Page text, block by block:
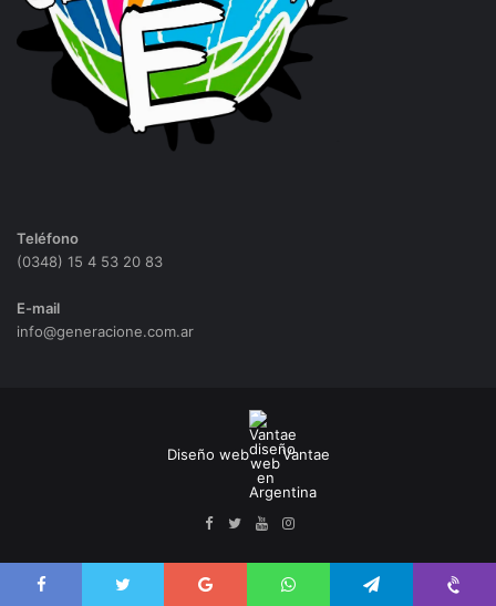
Teléfono
(0348) 15 4 53 20 83
E-mail
info@generacione.com.ar
Diseño web Vantae